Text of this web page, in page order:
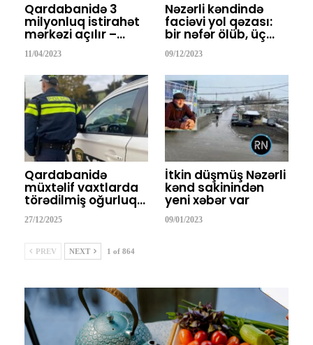
Qardabanidə 3
milyonluq istirahət
mərkəzi açılır –…
11/04/2023
Nəzərli kəndində
faciəvi yol qəzası:
bir nəfər ölüb, üç…
09/12/2023
Qardabanidə
müxtəlif vaxtlarda
törədilmiş oğurluq…
27/12/2025
İtkin düşmüş Nəzərli
kənd sakinindən
yeni xəbər var
09/01/2023
PREV NEXT 1 of 864